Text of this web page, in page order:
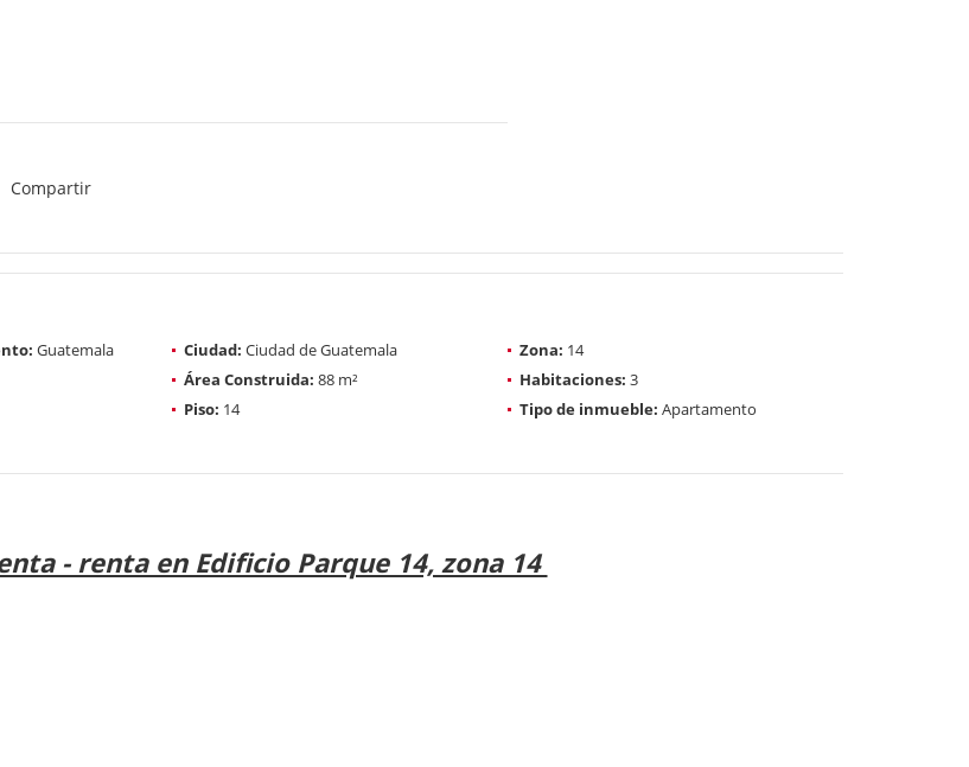
Compartir
Guatemala Ciudad: Ciudad de Guatemala Zona: 14
Área Construida: 88 m² Habitaciones: 3
Piso: 14 Tipo de inmueble: Apartamento
- renta en Edificio Parque 14, zona 14